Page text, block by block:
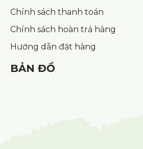
Chính sách thanh toán
Chính sách hoàn trả hàng
Hướng dẫn đặt hàng
BẢN ĐỒ